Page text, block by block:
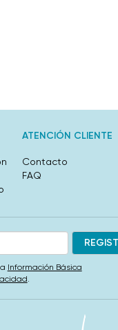
ATENCIÓN CLIENTE
Contacto
FAQ
Información Básica
.